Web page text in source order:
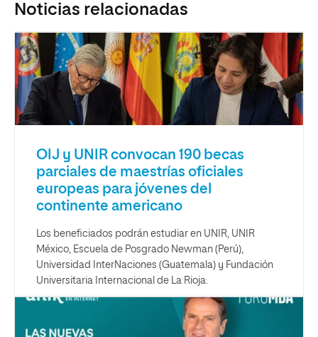
Noticias relacionadas
OIJ y UNIR convocan 190 becas
parciales de maestrías oficiales
europeas para jóvenes del
continente americano
Los beneficiados podrán estudiar en UNIR, UNIR
México, Escuela de Posgrado Newman (Perú),
Universidad InterNaciones (Guatemala) y Fundación
Universitaria Internacional de La Rioja.